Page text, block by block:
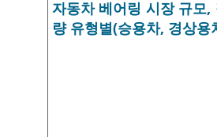
자동차 베어링 시장 규모
량 유형별(승용차, 경상